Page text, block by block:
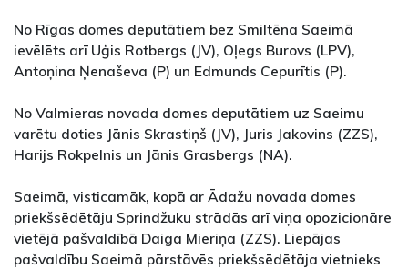
No Rīgas domes deputātiem bez Smiltēna Saeimā
ievēlēts arī Uģis Rotbergs (JV), Oļegs Burovs (LPV),
Antoņina Ņenaševa (P) un Edmunds Cepurītis (P).
No Valmieras novada domes deputātiem uz Saeimu
varētu doties Jānis Skrastiņš (JV), Juris Jakovins (ZZS),
Harijs Rokpelnis un Jānis Grasbergs (NA).
Saeimā, visticamāk, kopā ar Ādažu novada domes
priekšsēdētāju Sprindžuku strādās arī viņa opozicionāre
vietējā pašvaldībā Daiga Mieriņa (ZZS). Liepājas
pašvaldību Saeimā pārstāvēs priekšsēdētāja vietnieks